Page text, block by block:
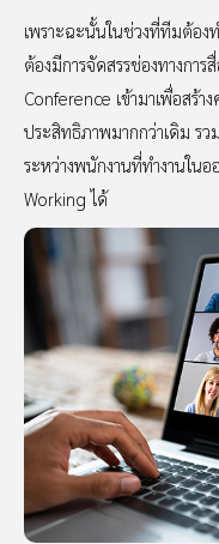
เพราะฉะนั้นในช่วงที่ทีมต้อง
ต้องมีการจัดสรรช่องทางการ
Conference เข้ามาเพื่อสร้า
ประสิทธิภาพมากกว่าเดิม รว
ระหว่างพนักงานที่ทำงานใ
Working ได้